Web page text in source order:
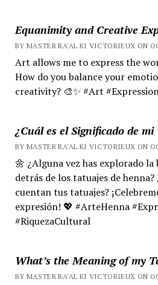
Equanimity and Creative
BY MASTER RA'AL KI VICTORIEUX ON
Art allows me to express the
How do you balance your
creativity? 🎨✨ #Art
¿Cuál es el Significado de
BY MASTER RA'AL KI VICTORIEUX ON
🌼 ¿Alguna vez has explorado
detrás de los tatuajes de
cuentan tus tatuajes?
expresión! 💖 #ArteHenna
#RiquezaCultural
What’s the Meaning of my
BY MASTER RA'AL KI VICTORIEUX ON